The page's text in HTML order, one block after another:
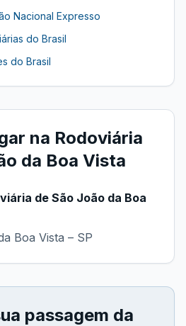
Nacional Expresso
do Brasil
do Brasil
na Rodoviária
da Boa Vista
de São João da Boa
Boa Vista – SP
passagem da